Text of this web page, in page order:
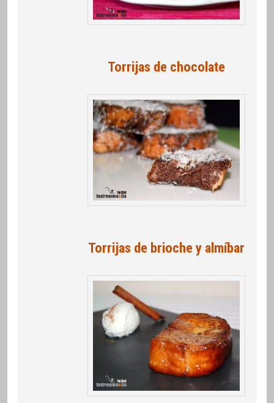
Torrijas de chocolate
Torrijas de brioche y almíbar